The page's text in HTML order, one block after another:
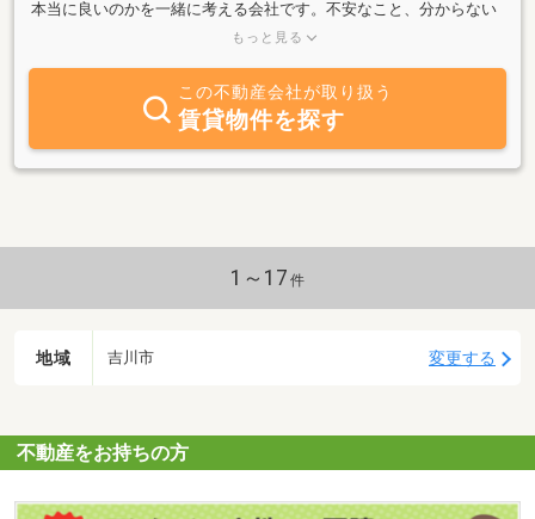
本当に良いのかを一緒に考える会社です。不安なこと、分からない
ことは小さなことでも遠慮なくお聞かせください。真心を持って丁
もっと見る
この不動産会社が取り扱う
賃貸物件を探す
1～17 件
地域 吉川市 変更する
不動産をお持ちの方